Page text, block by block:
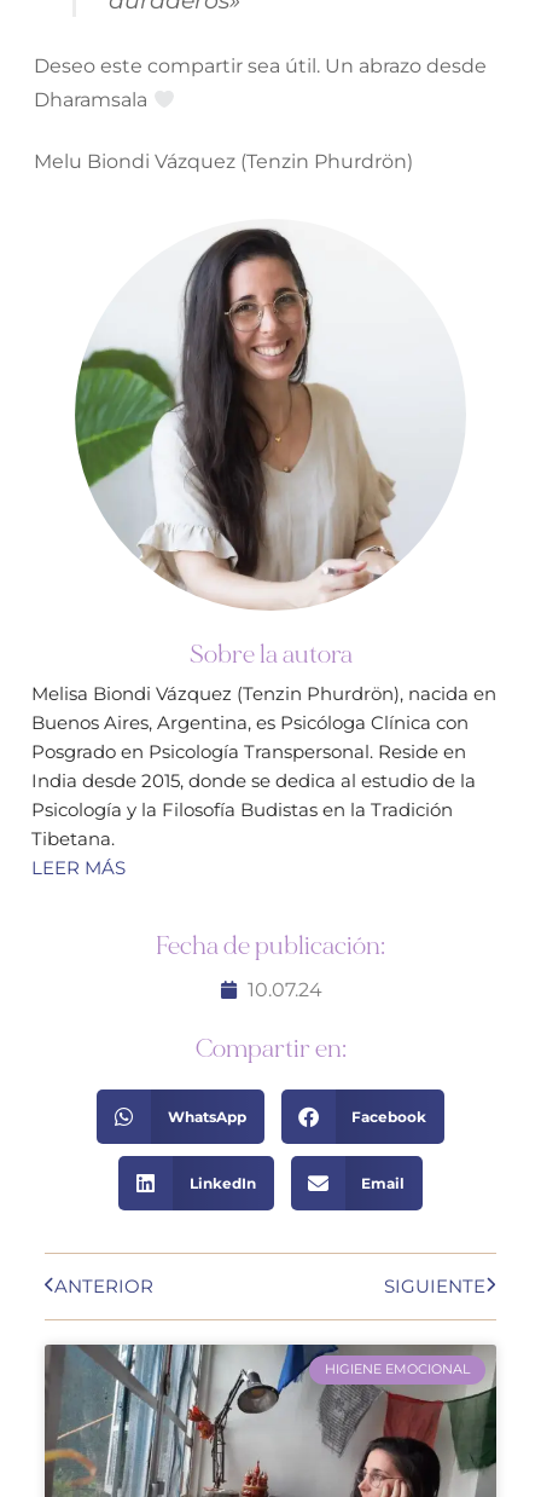
Sobre la autora
Melisa Biondi Vázquez (Tenzin Phurdrön), nacida en
Buenos Aires, Argentina, es Psicóloga Clínica con
Posgrado en Psicología Transpersonal. Reside en
India desde 2015, donde se dedica al estudio de la
Psicología y la Filosofía Budistas en la Tradición
Tibetana.
LEER MÁS
Fecha de publicación:
10.07.24
Compartir en:
WhatsApp Facebook
LinkedIn Email
Deseo este compartir sea útil. Un abrazo desde
Dharamsala
Melu Biondi Vázquez (Tenzin Phurdrön)
ANTERIOR SIGUIENTE
HIGIENE EMOCIONAL